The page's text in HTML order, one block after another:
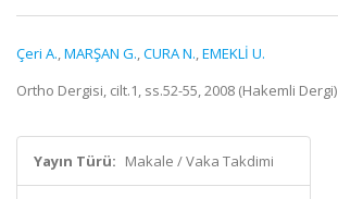
Çeri A.,MARŞAN G.,CURA N.,EMEKLİ U.
Ortho Dergisi, cilt.1, ss.52-55, 2008 (Hakemli Dergi)
Yayın Türü: Makale / Vaka Takdimi